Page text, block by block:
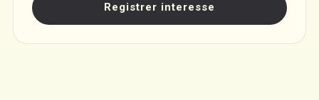
Registrer interesse